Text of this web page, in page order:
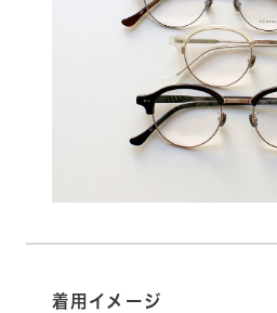
着用イメージ